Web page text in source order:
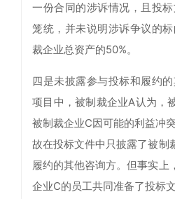
一份合同的涉诉情况，且投
笼统，并未说明涉诉争议的
裁企业总资产的50%。
四是未披露参与投标和履约
项目中，被制裁企业A认为，
被制裁企业C因可能的利益冲
故在投标文件中只披露了被制
履约的其他咨询方。但事实上
企业C的员工共同准备了投标